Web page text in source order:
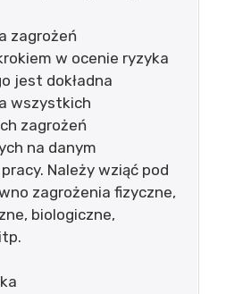
zagrożeń
w ocenie ryzyka
jest dokładna
wszystkich
zagrożeń
na danym
Należy wziąć pod
zagrożenia fizyczne,
biologiczne,